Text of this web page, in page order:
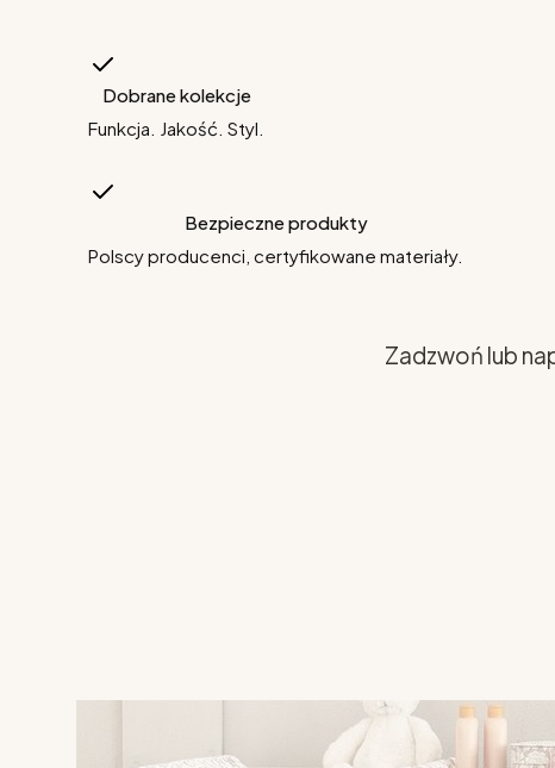
Dobrane kolekcje
Funkcja. Jakość. Styl.
Bezpieczne produkty
Polscy producenci, certyfikowane materiały.
Zadzwoń lub